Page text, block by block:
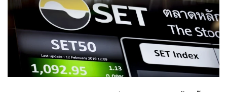
• MGR Live
Infographic
การเมือง
ท่องเที่ยว